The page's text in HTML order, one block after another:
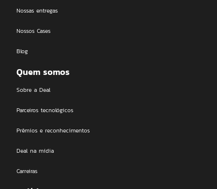
Nossas entregas
Nossos Cases
Blog
Quem somos
Sobre a Deal
Parceiros tecnológicos
Prêmios e reconhecimentos
Deal na mídia
Carreiras